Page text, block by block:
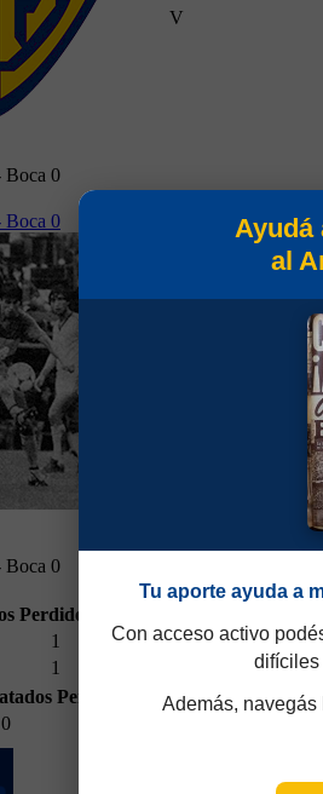
Boca 0
V
Boca 0
Boca 0
Perdidos
1 0
2
1
Perdidos
GC.
0
Ayudá
al
Tu aporte ayuda a
Con acceso activo
difíciles
Además,